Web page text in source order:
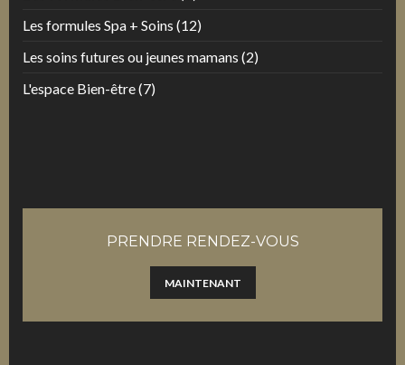
Les formules Spa + Soins (12)
Les soins futures ou jeunes mamans (2)
L'espace Bien-être(7)
PRENDRE RENDEZ-VOUS
MAINTENANT